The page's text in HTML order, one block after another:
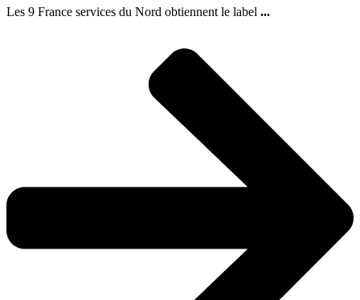
Les 9 France services du Nord obtiennent le label ...